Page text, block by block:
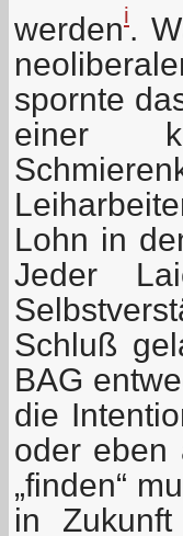
werdeni.
spornte
einer
Lohn in
Jeder
Schluß
BAG
die
oder eben
„finden“
in